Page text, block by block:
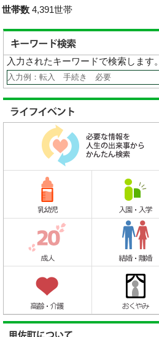
世帯数 4,391世帯
入力されたキーワードで検索します。